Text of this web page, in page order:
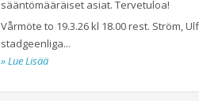
sääntömääräiset asiat. Tervetuloa!
Vårmöte to 19.3.26 kl 18.00 rest. Ström,
stadgeenliga...
» Lue Lisää